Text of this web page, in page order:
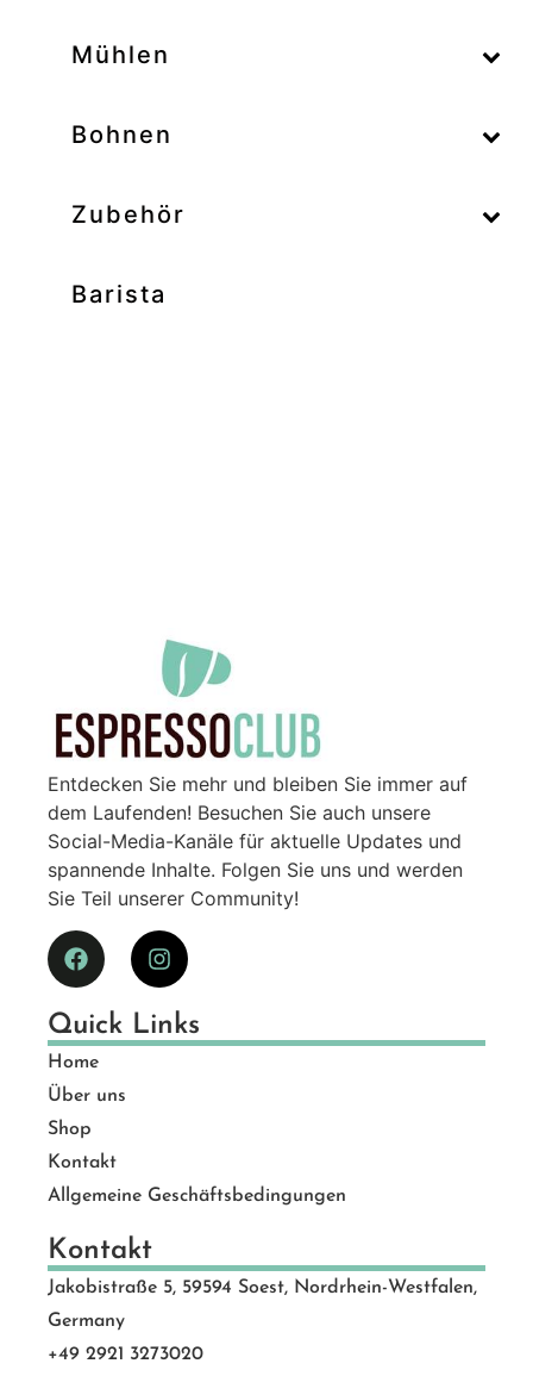
Mühlen
–
Bohnen
–
Zubehör
Barista
Entdecken Sie mehr und bleiben Sie immer auf
dem Laufenden! Besuchen Sie auch unsere
Social-Media-Kanäle für aktuelle Updates und
spannende Inhalte. Folgen Sie uns und werden
Sie Teil unserer Community!
Quick Links
Home
Über uns
Shop
Kontakt
Allgemeine Geschäftsbedingungen
Kontakt
Jakobistraße 5, 59594 Soest, Nordrhein-Westfalen,
Germany
+49 2921 3273020